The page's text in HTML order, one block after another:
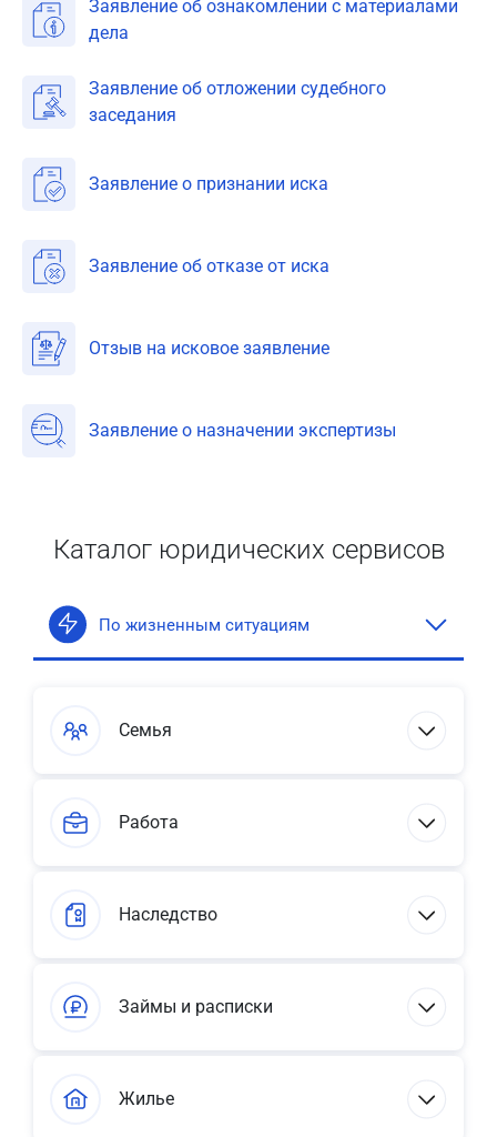
Заявление об ознакомлении с материалами
дела
Заявление об отложении судебного
заседания
Заявление о признании иска
Заявление об отказе от иска
Отзыв на исковое заявление
Заявление о назначении экспертизы
Каталог юридических сервисов
По жизненным ситуациям
Семья
Работа
Наследство
Займы и расписки
Жилье